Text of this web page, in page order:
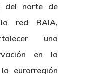
del norte de
red RAIA,
una
en la
eurorregión